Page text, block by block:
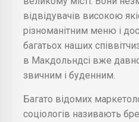
відвідувачів високою
різноманітним меню і
багатьох наших
в Макдольндсі вже
звичним і буденним.
Багато відомих
соціологів називають